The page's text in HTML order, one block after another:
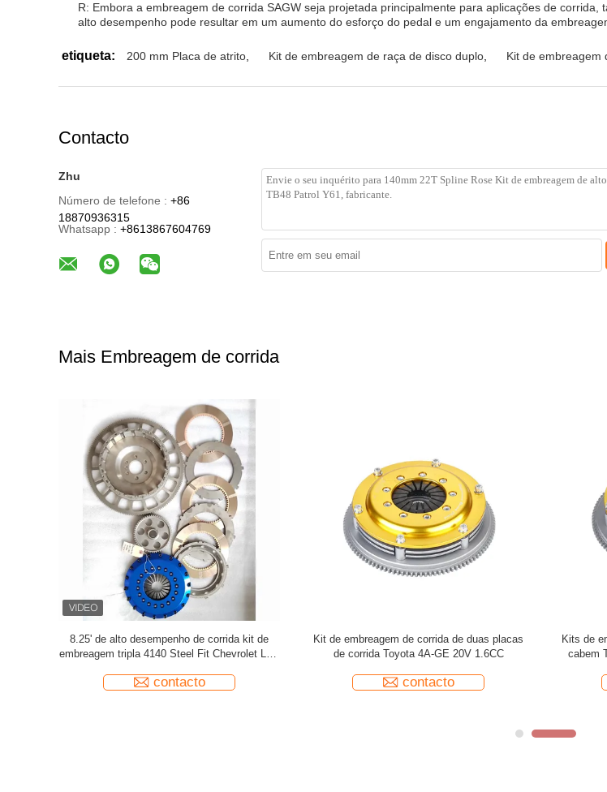
R: Embora a embreagem de corrida SAGW seja projetada principalmente para aplicações de
alto desempenho pode resultar em um aumento do esforço do pedal e um engajamento da
etiqueta: 200 mm Placa de atrito Kit de embreagem de raça de disco duplo Kit de embreagem
Contacto
Zhu
Número de telefone : +86
18870936315
Whatsapp : +8613867604769
Mais Embreagem de corrida
Sagw 8,0' SR20det Twin Plates Racing Clutch
Fit NISSAN SR20 Nissan Silvia
contacto
High Performance Racing Twin Plate Clutch
Kits 4140 de aço ajustável 200mm Nissan Z35
contacto
Sagw